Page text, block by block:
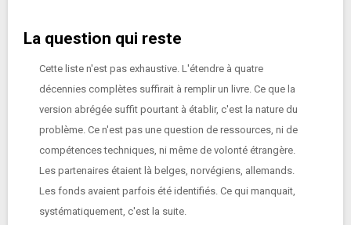
La question qui reste
Cette liste n'est pas exhaustive. L'étendre à quatre
décennies complètes suffirait à remplir un livre. Ce que la
version abrégée suffit pourtant à établir, c'est la nature du
problème. Ce n'est pas une question de ressources, ni de
compétences techniques, ni même de volonté étrangère.
Les partenaires étaient là belges, norvégiens, allemands.
Les fonds avaient parfois été identifiés. Ce qui manquait,
systématiquement, c'est la suite.